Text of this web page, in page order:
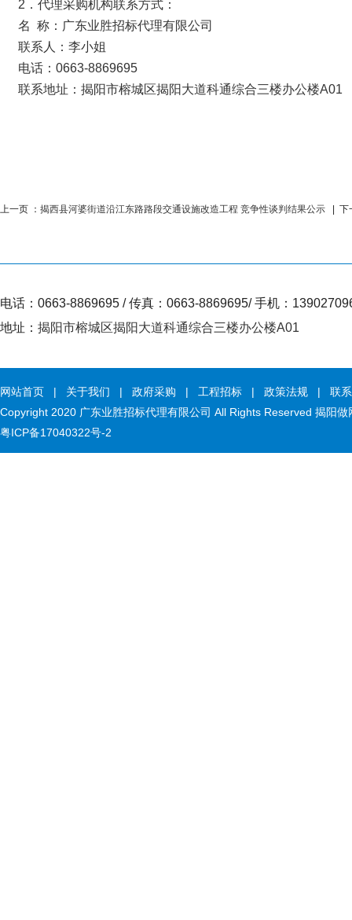
2．代理采购机构联系方式：
名 称：广东业胜招标代理有限公司
联系人：李小姐
电话：0663-8869695
联系地址：揭阳市榕城区揭阳大道科通综合三楼办
上一页 ： 揭西县河婆街道沿江东路路段交通设施改造工程 竞争性谈判结果公示 | 下
电话：0663-8869695 / 传真：0663-8869695/ 手机：
地址： 揭阳市榕城区揭阳大道科通综合三楼办公楼A01
网站首页 | 关于我们 | 政府采购 | 工程招标 | 政策法规 | 联
Copyright 2020 广东业胜招标代理有限公司 All Rights Reserved 揭阳做
粤ICP备17040322号-2